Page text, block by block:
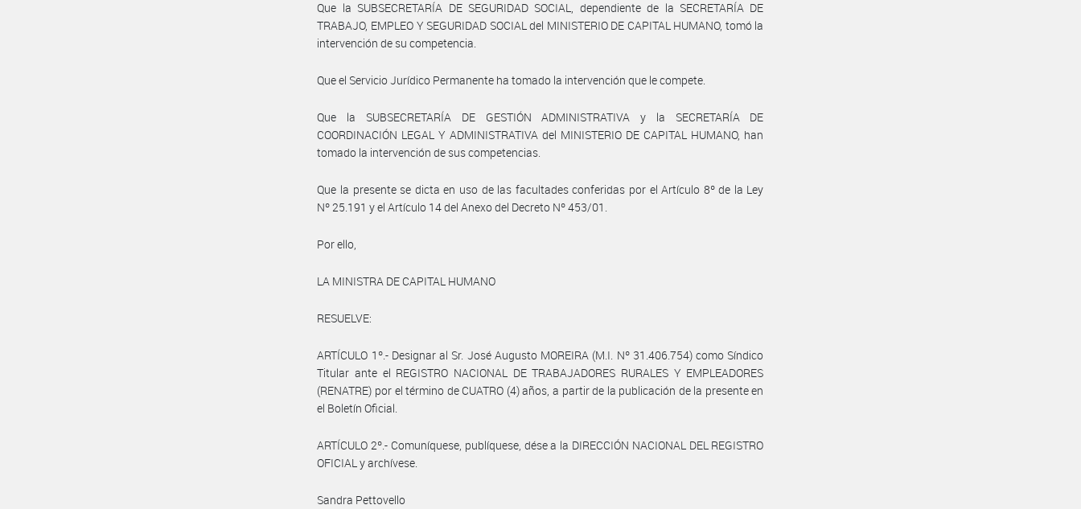
Que la SUBSECRETARÍA DE SEGURIDAD SOCIAL, dependiente de la SECRETARÍA DE
TRABAJO, EMPLEO Y SEGURIDAD SOCIAL del MINISTERIO DE CAPITAL HUMANO, tomó la
intervención de su competencia.
Que el Servicio Jurídico Permanente ha tomado la intervención que le compete.
Que la SUBSECRETARÍA DE GESTIÓN ADMINISTRATIVA y la SECRETARÍA DE
COORDINACIÓN LEGAL Y ADMINISTRATIVA del MINISTERIO DE CAPITAL HUMANO, han
tomado la intervención de sus competencias.
Que la presente se dicta en uso de las facultades conferidas por el Artículo 8º de la Ley
Nº 25.191 y el Artículo 14 del Anexo del Decreto Nº 453/01.
Por ello,
LA MINISTRA DE CAPITAL HUMANO
RESUELVE:
ARTÍCULO 1º.- Designar al Sr. José Augusto MOREIRA (M.I. Nº 31.406.754) como Síndico
Titular ante el REGISTRO NACIONAL DE TRABAJADORES RURALES Y EMPLEADORES
(RENATRE) por el término de CUATRO (4) años, a partir de la publicación de la presente en
el Boletín Oficial.
ARTÍCULO 2º.- Comuníquese, publíquese, dése a la DIRECCIÓN NACIONAL DEL REGISTRO
OFICIAL y archívese.
Sandra Pettovello